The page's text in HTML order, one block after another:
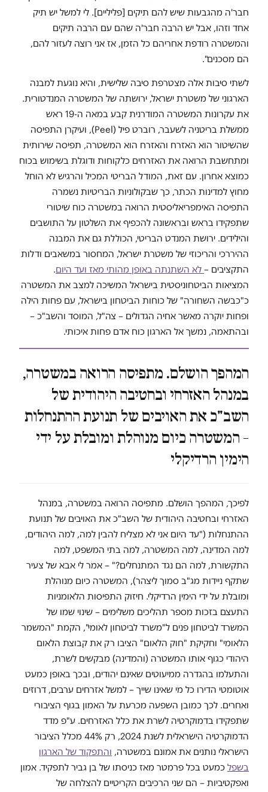
חבר'ה מהגבעות שיש להם תיקים [פליליים]. לי למשל יש תיק
אחד וזהו, אבל יש הרבה חבר'ה שהם עם הרבה תיקים
והמשטרה רודפת אחריהם כל הזמן, אז אני רוצה לעזור להם,
הם מסכנים".
לשתי סיבות אלה מצטרפת סיבה שלישית, והיא נוגעת למבנה
הארגוני של משטרת ישראל, ירושתה של המשטרה המנדטורית.
את עקרונות המשטרה המודרנית קבע במאה ה-19 ראש
ממשלת בריטניה לשעבר, רוברט פיל (Peel), ועיקרן התפיסה
שהשיטור הוא האזרח והאזרח הוא המשטרה, תפיסה שירותית
ומתחשבת הרואה את האזרחים כלקוחות ודוגלת בשימוש בכוח
כמוצא אחרון. עם זאת, המודל הבריטי המכיל והרגיש לא הוחל
מחוץ למדינות הכתר, כך שבקולוניות הבריטיות נשמרה
התפיסה האימפריאליסטית הרואה במשטרה כוח שיטורי
שתפקידו בראש ובראשונה להכפיף את השלטון על התושבים
והילידים. ירושת המנדט הבריטי, הכוללת גם את המבנה
ההיררכי והריכוזי של משטרת ישראל, המחסור במשאבים ודלות
התקציבים – לא השתנתה באופן מהותי מאז ועד היום.
המציאות הביטחוניסטית בישראל המשיכה למצב את המשטרה
כ"כבשה השחורה" של כוחות הביטחון בישראל, עם פחות הילה
ופחות יוקרה מאשר אחיה הגדולים – צה"ל, המוסד והשב"כ –
ובהתאמה, נמשך אל הארגון כוח אדם פחות איכותי.
המהפך הושלם. מתפיסה הרואה במשטרה,
במנהל האזרחי ובחטיבה היהודית של
השב"כ את האויבים של תנועת ההתנחלות
– המשטרה כיום מנוהלת ומובלת על ידי
הימין הרדיקלי
לפיכך, המהפך הושלם. מתפיסה הרואה במשטרה, במנהל
האזרחי ובחטיבה היהודית של השב"כ את האויבים של תנועת
ההתנחלות ("עד היום אני לא מצליח להבין למה, למה היהודים,
למה המדינה, למה המשטרה, למה בתי המשפט, למה
התקשורת, למה הם נגד המתנחלים?" – אמר לי אבא של צעיר
שתקף ניידות מג"ב סמוך ליצהר), המשטרה כיום מנוהלת
ומובלת על ידי הימין הרדיקלי. חיזוק התפיסות הלאומניות
התעצם בזכות מספר תהליכים משלימים – שינוי שמו של
המשרד לביטחון פנים ל"משרד לביטחון לאומי", הקמת "המשמר
הלאומי" וחקיקת "חוק הלאום" הציבו רק את קבוצת הלאום
היהודי כגוף אותו המשטרה (והמדינה) מבקשים לשרת,
והתעלמו בהגדרה ממיעוטים שאינם יהודים, ובכך באופן כמעט
אוטומטי הדירו כל מי שאינו שייך – למשל אזרחים ערבים, דרוזים
ואחרים. לכך כמובן השפעה מכרעת על האמון בגוף הציבורי
שתפקידו בדמוקרטיה לשרת את כלל האזרחים. ע"פ מדד
הדמוקרטיה הישראלית לשנת 2024, רק 44% מכלל הציבור
הישראלי נותנים את אמונם במשטרה, והתפקוד של הארגון
בשפל כמעט בכל פרמטר מאז כניסתו של בן גביר לתפקיד. אמון
ואפקטיביות – הם שני הרכיבים הקריטיים להצלחה של